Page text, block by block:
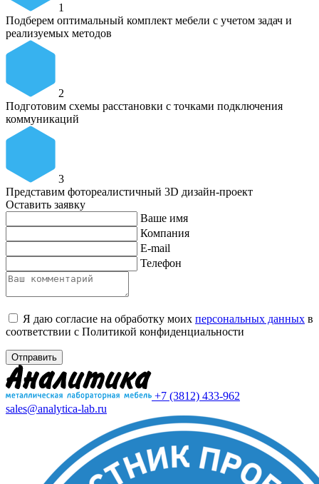
1
Подберем оптимальный комплект мебели с учетом задач и
реализуемых методов
2
Подготовим схемы расстановки с точками подключения
коммуникаций
3
Представим фотореалистичный 3D дизайн-проект
Оставить заявку
Ваше имя
Компания
E-mail
Телефон
Я даю согласие на обработку моих персональных данных в
соответствии с Политикой конфиденциальности
Отправить
+7 (3812) 433-962
sales@analytica-lab.ru